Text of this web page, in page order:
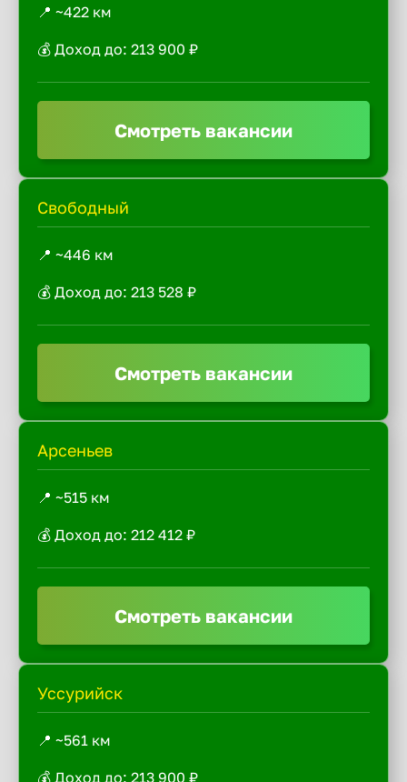
📍 ~422 км
💰 Доход до: 213 900 ₽
Смотреть вакансии
Свободный
📍 ~446 км
💰 Доход до: 213 528 ₽
Смотреть вакансии
Арсеньев
📍 ~515 км
💰 Доход до: 212 412 ₽
Смотреть вакансии
Уссурийск
📍 ~561 км
💰 Доход до: 213 900 ₽